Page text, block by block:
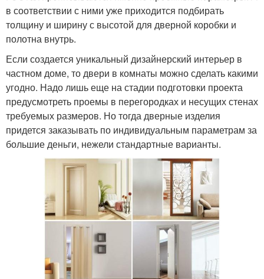
в соответствии с ними уже приходится подбирать
толщину и ширину с высотой для дверной коробки и
полотна внутрь.
Если создается уникальный дизайнерский интерьер в
частном доме, то двери в комнаты можно сделать какими
угодно. Надо лишь еще на стадии подготовки проекта
предусмотреть проемы в перегородках и несущих стенах
требуемых размеров. Но тогда дверные изделия
придется заказывать по индивидуальным параметрам за
большие деньги, нежели стандартные варианты.